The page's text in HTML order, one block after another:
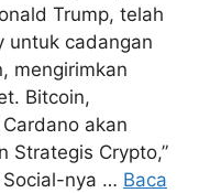
Trump, telah
untuk cadangan
mengirimkan
Bitcoin,
akan
Strategis Crypto,”
nya … Baca